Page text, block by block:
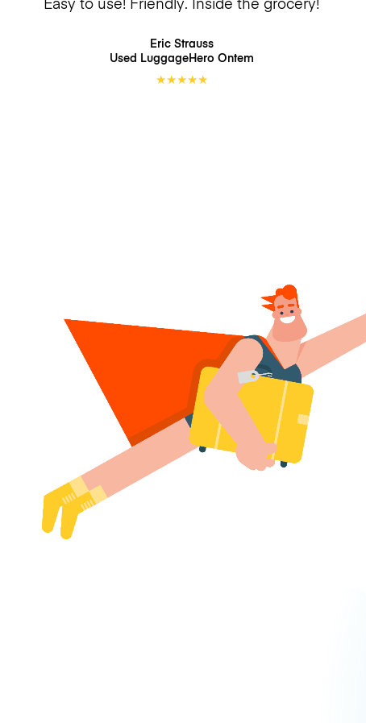
Eric Strauss
Used LuggageHero Ontem
★★★★★